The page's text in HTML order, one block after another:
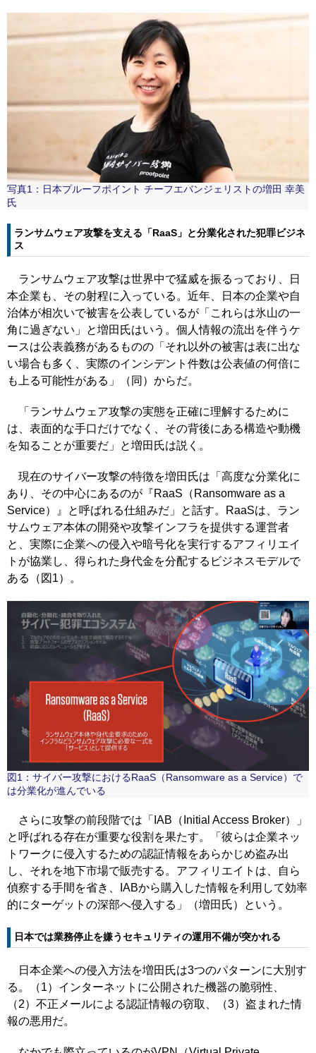
写真1：日本プルーフポイント チーフエバンジェリストの増田 幸美
氏
ランサムウェア攻撃を支える「RaaS」と分業化された犯罪ビジネ
ス
ランサムウェア攻撃は世界中で猛威を振るっており、日
本企業も、その射程に入っている。近年、日本の企業や自
治体が相次いで被害を公表しているが「これらは氷山の一
角に過ぎない」と増田氏はいう。個人情報の流出を伴うケ
ースは公表義務があるものの「それ以外の被害は表に出な
い場合も多く、実際のインシデント件数は公表値の何倍に
も上る可能性がある」（同）からだ。
「ランサムウェア攻撃の実態を正確に理解するために
は、表面的な手口だけでなく、その背後にある構造や動機
を知ることが重要だ」と増田氏は説く。
現在のサイバー攻撃の特徴を増田氏は「高度な分業化に
あり、その中心にあるのが『RaaS（Ransomware as a
Service）』と呼ばれる仕組みだ」と話す。RaaSは、ラン
サムウェア本体の開発や攻撃インフラを提供する運営者
と、実際に企業への侵入や暗号化を実行するアフィリエイ
トが協業し、得られた身代金を分配するビジネスモデルで
ある（図1）。
図1：サイバー攻撃におけるRaaS（Ransomware as a Service）で
は分業化が進んでいる
さらに攻撃の前段階では「IAB（Initial Access Broker）」
と呼ばれる存在が重要な役割を果たす。「彼らは企業ネッ
トワークに侵入するための認証情報をあらかじめ盗み出
し、それを地下市場で販売する。アフィリエイトは、自ら
偵察する手間を省き、IABから購入した情報を利用して効率
的にターゲットの深部へ侵入する」（増田氏）という。
日本では業務停止を嫌うセキュリティの運用不備が突かれる
日本企業への侵入方法を増田氏は3つのパターンに大別す
る。（1）インターネットに公開された機器の脆弱性、
（2）不正メールによる認証情報の窃取、（3）盗まれた情
報の悪用だ。